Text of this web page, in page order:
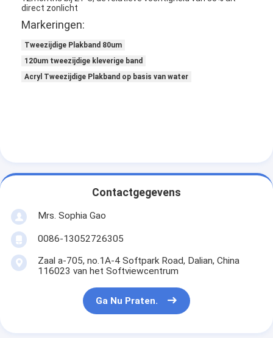
Huis
Producten
Ongeveer ons
direct zonlicht
Markeringen:
Tweezijdige Plakband 80um
120um tweezijdige kleverige band
Acryl Tweezijdige Plakband op basis van water
Contactgegevens
Mrs. Sophia Gao
0086-13052726305
Zaal a-705, no.1A-4 Softpark Road, Dalian, China
116023 van het Softviewcentrum
Ga Nu Praten.